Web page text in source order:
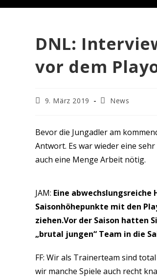
DNL:
vor dem
9. März 2019 News
Bevor die Jungadler am
Antwort. Es war wieder eine
auch eine Menge Arbeit nötig.
JAM: Eine abwechslungsreiche
Saisonhöhepunkte mit den
ziehen.Vor der Saison hatten
„brutal jungen“ Team in die
FF: Wir als Trainerteam sind
wir manche Spiele auch recht